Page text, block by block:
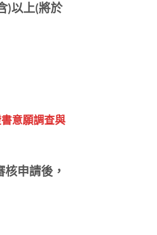
)以上(將於
意願調查與
核申請後，